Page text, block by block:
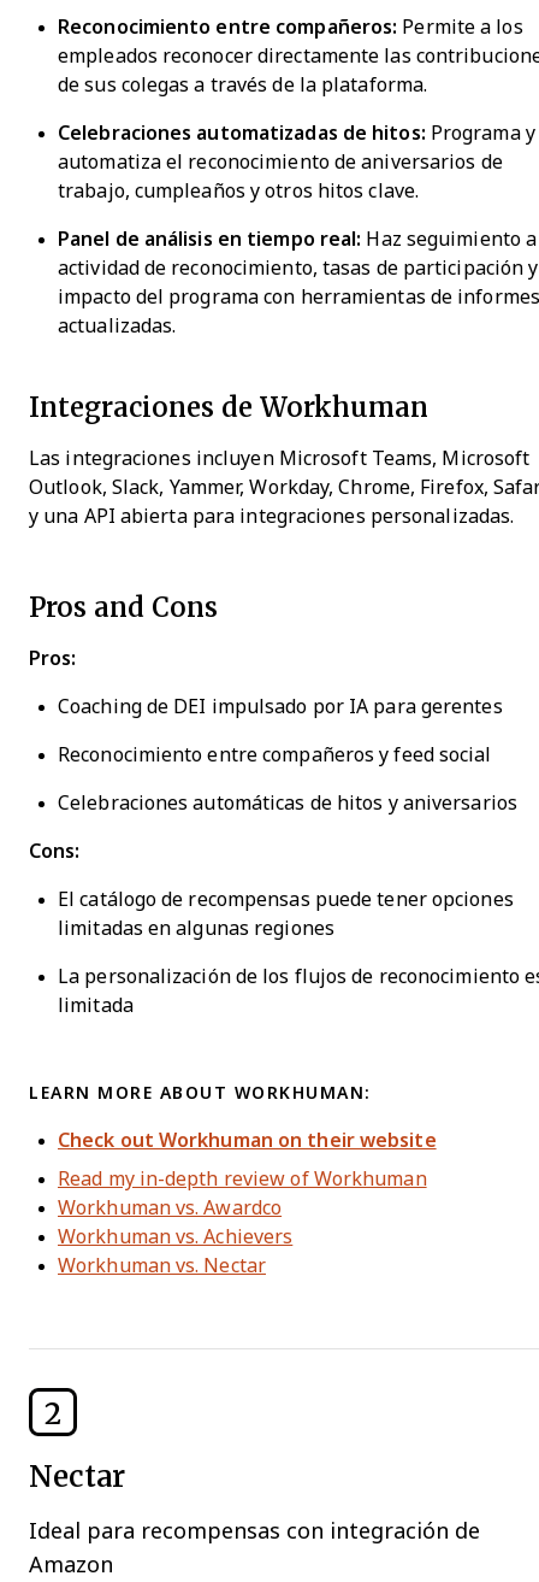
Reconocimiento entre compañeros: Permite a los
empleados reconocer directamente las
de sus colegas a través de la plataforma.
Celebraciones automatizadas de hitos: Programa y
automatiza el reconocimiento de aniversarios de
trabajo, cumpleaños y otros hitos clave.
Panel de análisis en tiempo real: Haz seguimiento
actividad de reconocimiento, tasas de participación
impacto del programa con herramientas de informes
actualizadas.
Integraciones de Workhuman
Las integraciones incluyen Microsoft Teams, Microsoft
Outlook, Slack, Yammer, Workday, Chrome, Firefox,
y una API abierta para integraciones personalizadas.
Pros and Cons
Pros:
Coaching de DEI impulsado por IA para gerentes
Reconocimiento entre compañeros y feed social
Celebraciones automáticas de hitos y aniversarios
Cons:
El catálogo de recompensas puede tener opciones
limitadas en algunas regiones
La personalización de los flujos de reconocimiento
limitada
LEARN MORE ABOUT WORKHUMAN:
Check out Workhuman on their website
Read my in-depth review of Workhuman
Workhuman vs. Awardco
Workhuman vs. Achievers
Workhuman vs. Nectar
2
Nectar
Ideal para recompensas con integración de
Amazon